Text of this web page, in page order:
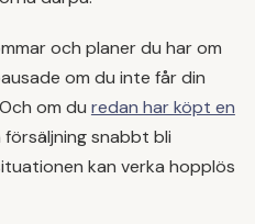
och planer du har om
om du inte får din
om du redan har köpt en
snabbt bli
kan verka hopplös